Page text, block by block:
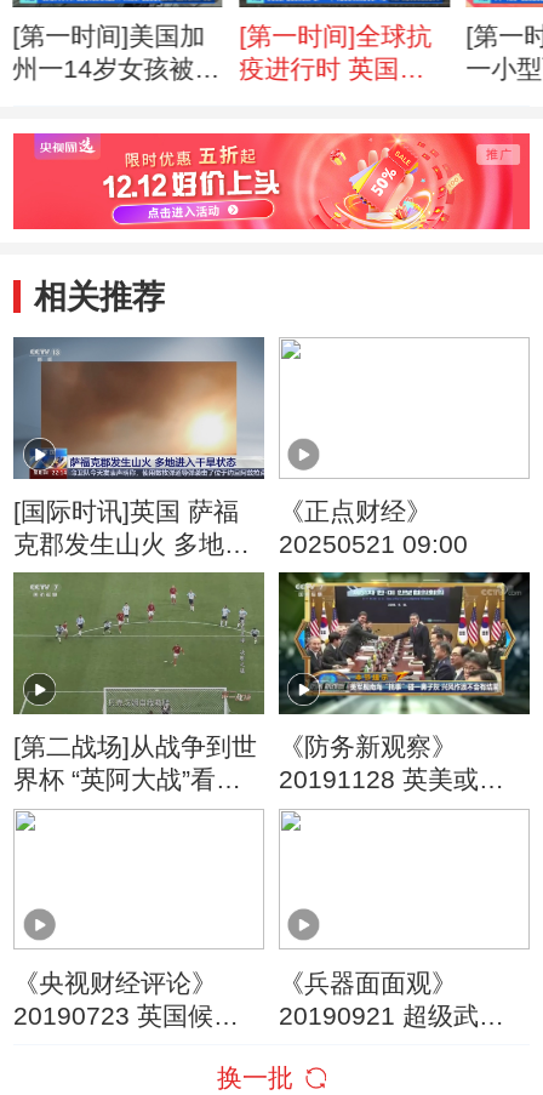
[第一时间]美国加
州一14岁女孩被警
公布
[第一时间]全球抗
疫进行时 英国：
病例 再创新高
[第一
一小
相关推荐
[国际时讯]英国 萨福
克郡发生山火 多地进
入干旱状态
《正点财经》
20250521 09:00
[第二战场]从战争到世
界杯 “英阿大战”看点
十足
《防务新观察》
20191128 英美或建
航母联合舰队 美欲“组
《央视财经评论》
20190723 英国候任
《兵器面面观》
20190921 超级武器
（上）
换一批